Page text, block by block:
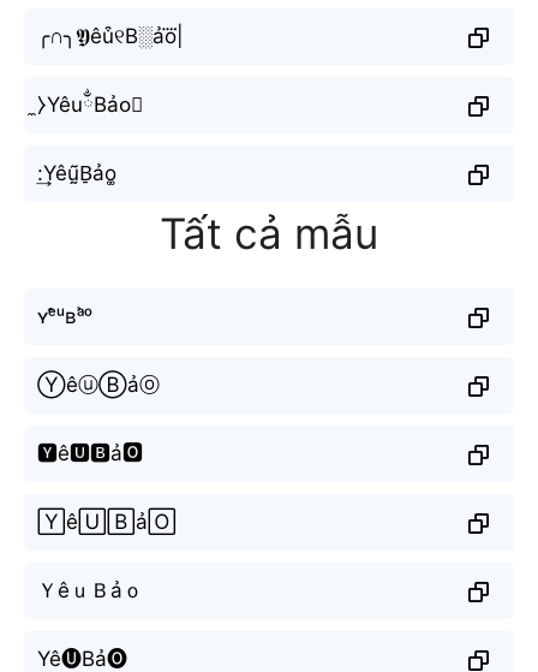
╭∩╮𝖄êu͒୧B░ảo⃜|
̼⧽YêuྂBảo⃣
:͢Yêṵ̃B̠ảo͚
Tất cả mẫu
ʏᵉ̂ᵘʙᵃ̉ᵒ
ⓎêⓤⒷảⓞ
🆈ê🆄🅱ả🅾
🅈ê🅄🄱ả🄾
ＹêｕＢảｏ
Yê🅤Bả🅞